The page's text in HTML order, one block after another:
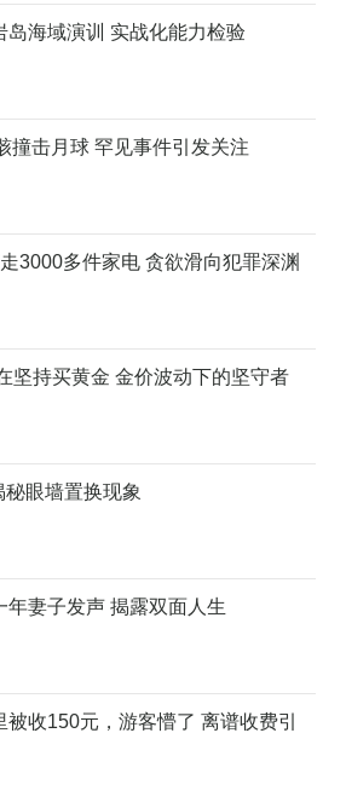
岛海域演训 实战化能力检验
撞击月球 罕见事件引发关注
3000多件家电 贪欲滑向犯罪深渊
坚持买黄金 金价波动下的坚守者
秘眼墙置换现象
年妻子发声 揭露双面人生
收150元，游客懵了 离谱收费引